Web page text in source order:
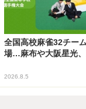
全国高校麻雀32チー
場…麻布や大阪星光
2026.8.5